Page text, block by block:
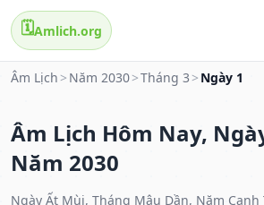
🗓️Amlich.org
Âm Lịch > Năm 2030>Tháng 3 > Ngày 1
Âm Lịch Hôm Nay,
Năm 2030
Ngày Ất Mùi, Tháng Mậu Dần, Năm Canh